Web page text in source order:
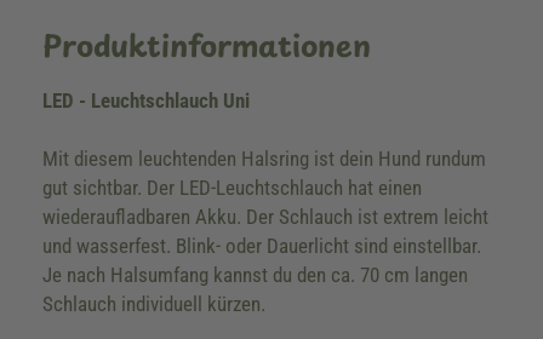
Produktinformationen
LED - Leuchtschlauch Uni
Mit diesem leuchtenden Halsring ist dein Hund rundum
gut sichtbar. Der LED-Leuchtschlauch hat einen
wiederaufladbaren Akku. Der Schlauch ist extrem leicht
und wasserfest. Blink- oder Dauerlicht sind einstellbar.
Je nach Halsumfang kannst du den ca. 70 cm langen
Schlauch individuell kürzen.